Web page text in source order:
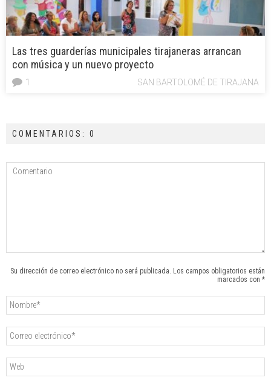
Las tres guarderías municipales tirajaneras arrancan
con música y un nuevo proyecto
SAN BARTOLOMÉ DE TIRAJANA
1
COMENTARIOS: 0
Su dirección de correo electrónico no será publicada. Los campos obligatorios están
marcados con *